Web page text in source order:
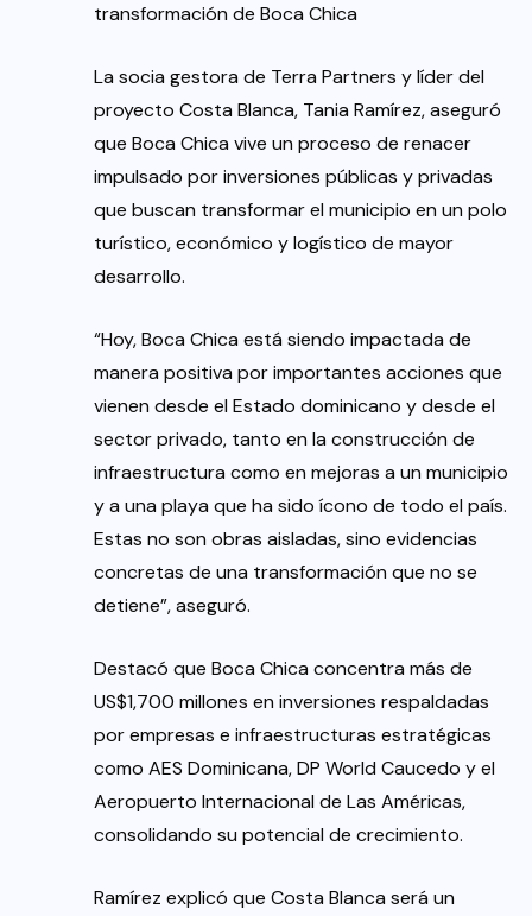
transformación de Boca Chica
La socia gestora de Terra Partners y líder del
proyecto Costa Blanca, Tania Ramírez, aseguró
que Boca Chica vive un proceso de renacer
impulsado por inversiones públicas y privadas
que buscan transformar el municipio en un polo
turístico, económico y logístico de mayor
desarrollo.
“Hoy, Boca Chica está siendo impactada de
manera positiva por importantes acciones que
vienen desde el Estado dominicano y desde el
sector privado, tanto en la construcción de
infraestructura como en mejoras a un municipio
y a una playa que ha sido ícono de todo el país.
Estas no son obras aisladas, sino evidencias
concretas de una transformación que no se
detiene”, aseguró.
Destacó que Boca Chica concentra más de
US$1,700 millones en inversiones respaldadas
por empresas e infraestructuras estratégicas
como AES Dominicana, DP World Caucedo y el
Aeropuerto Internacional de Las Américas,
consolidando su potencial de crecimiento.
Ramírez explicó que Costa Blanca será un